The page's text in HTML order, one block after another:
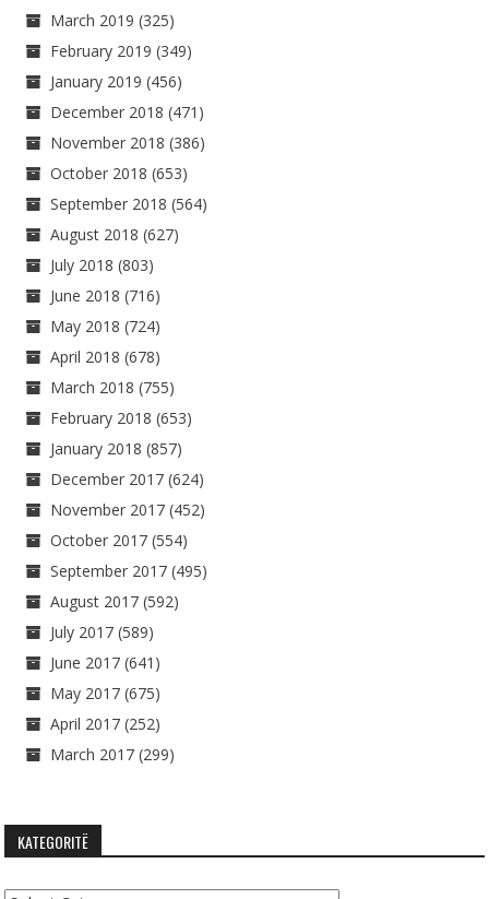
March 2019 (325)
February 2019 (349)
January 2019 (456)
December 2018 (471)
November 2018 (386)
October 2018 (653)
September 2018 (564)
August 2018 (627)
July 2018 (803)
June 2018 (716)
May 2018 (724)
April 2018 (678)
March 2018 (755)
February 2018 (653)
January 2018 (857)
December 2017 (624)
November 2017 (452)
October 2017 (554)
September 2017 (495)
August 2017 (592)
July 2017 (589)
June 2017 (641)
May 2017 (675)
April 2017 (252)
March 2017 (299)
KATEGORITË